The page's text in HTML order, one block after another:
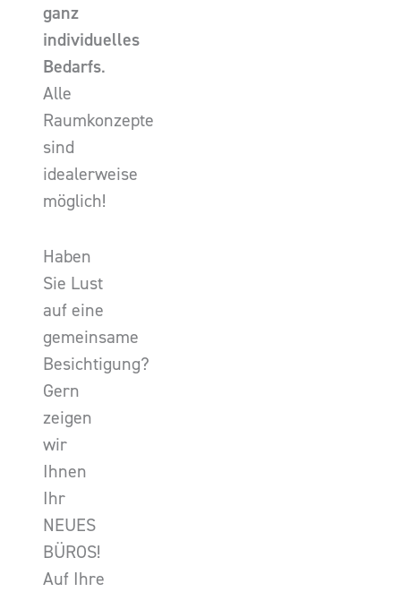
ganz
individuelles
Bedarfs.
Alle
Raumkonzepte
sind
idealerweise
möglich!
Haben
Sie Lust
auf eine
gemeinsame
Besichtigung?
Gern
zeigen
wir
Ihnen
Ihr
NEUES
BÜROS!
Auf Ihre